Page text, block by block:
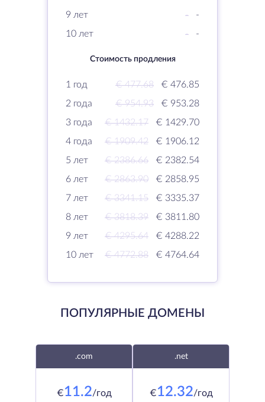
9 лет
-
-
10 лет
- -
Стоимость продления
1 год € 477.68
€ 476.85
2 года
€ 954.93
€ 953.28
3 года
€ 1432.17
€ 1429.70
4 года
€ 1909.42
€ 1906.12
5 лет
€ 2386.66
€ 2382.54
6 лет
€ 2863.90
€ 2858.95
7 лет
€ 3341.15
€ 3335.37
8 лет
€ 3818.39
€ 3811.80
9 лет
€ 4295.64
€ 4288.22
10 лет
€ 4772.88 € 4764.64
ПОПУЛЯРНЫЕ ДОМЕНЫ
.com
€11.2/год
.net
€12.32/год